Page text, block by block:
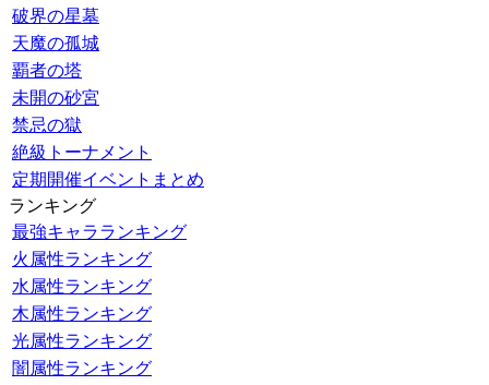
破界の星墓
天魔の孤城
覇者の塔
未開の砂宮
禁忌の獄
絶級トーナメント
定期開催イベントまとめ
ランキング
最強キャラランキング
火属性ランキング
水属性ランキング
木属性ランキング
光属性ランキング
闇属性ランキング